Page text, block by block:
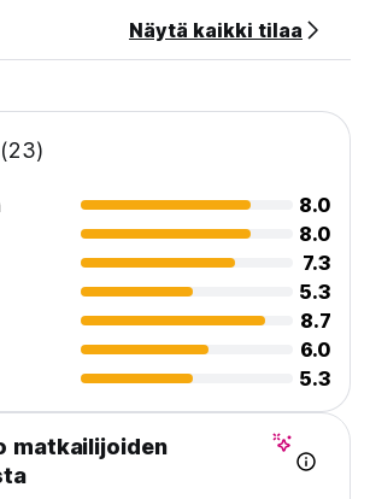
hintaan
20.00
Näytä kaikki tilaa
(23)
8.0
8.0
7.3
5.3
8.7
6.0
5.3
matkailijoiden